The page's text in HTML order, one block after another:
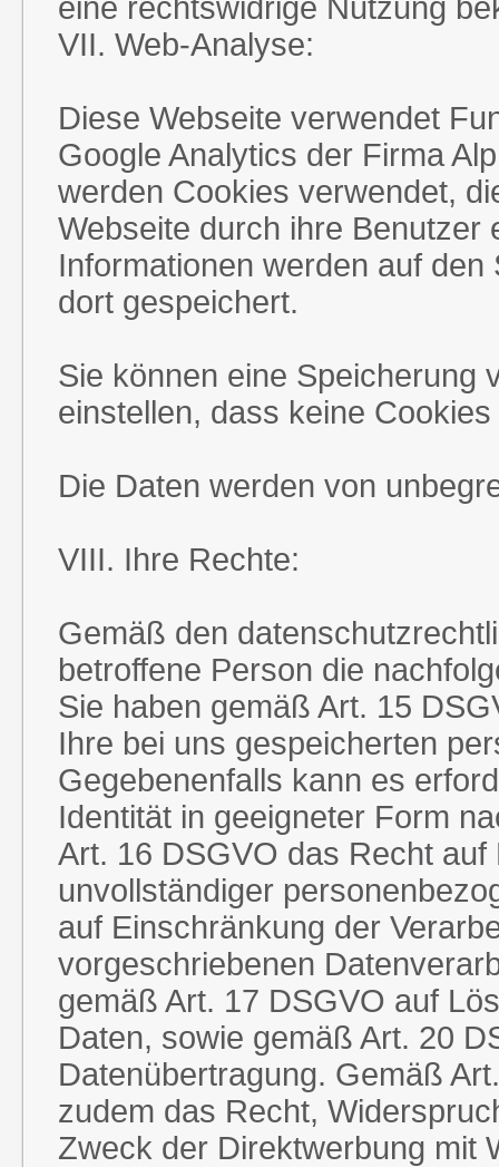
eine rechtswidrige Nutzung
VII. Web-Analyse:
Diese Webseite verwendet
Google Analytics der Firma
werden Cookies verwendet,
Webseite durch ihre Benutzer
Informationen werden auf
dort gespeichert.
Sie können eine Speicherung
einstellen, dass keine
Die Daten werden von
VIII. Ihre Rechte:
Gemäß den
betroffene Person die
Sie haben gemäß Art. 15
Ihre bei uns gespeicherten
Gegebenenfalls kann es
Identität in geeigneter Form
Art. 16 DSGVO das Recht
unvollständiger
auf Einschränkung der
vorgeschriebenen
gemäß Art. 17 DSGVO auf
Daten, sowie gemäß Art. 20
Datenübertragung. Gemäß
zudem das Recht,
Zweck der Direktwerbung mit